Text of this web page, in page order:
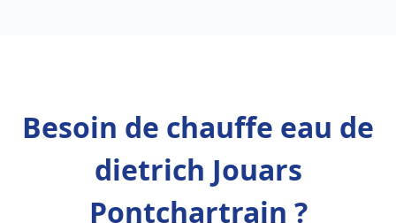
Besoin de chauffe eau de
dietrich Jouars
Pontchartrain ?